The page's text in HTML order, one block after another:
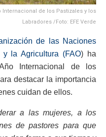
Internacional de los Pastizales y los
Labradores /Foto: EFE Verde
de las Naciones
la Agricultura (FAO) ha
Internacional de los
destacar la importancia
cuidan de ellos.
a las mujeres, a los
de pastores para que